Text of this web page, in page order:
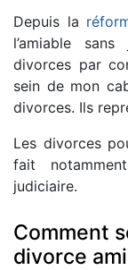
Depuis la
l’amiable
divorces par
sein de mon
divorces. Ils
Les divorces
fait
judiciaire.
Comment
divorce